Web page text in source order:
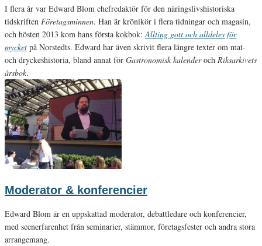
I flera år var Edward Blom chefredaktör för den näringslivshistoriska
tidskriften Företagsminnen. Han är krönikör i flera tidningar och magasin,
och hösten 2013 kom hans första kokbok:Allting gott och alldeles för
mycket på Norstedts. Edward har även skrivit flera längre texter om mat-
och dryckeshistoria, bland annat för Gastronomisk kalenderoch Riksarkivets
årsbok.
Moderator & konferencier
Edward Blom är en uppskattad moderator, debattledare och konferencier,
med scenerfarenhet från seminarier, stämmor, företagsfester och andra stora
arrangemang.